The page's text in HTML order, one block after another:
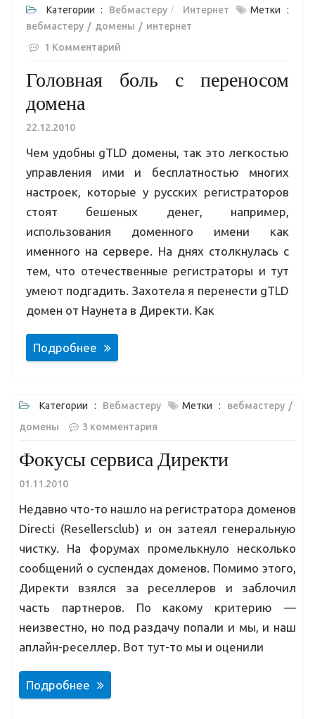
Категории : Вебмастеру Интернет
Метки :
вебмастеру
домены
интернет
1 Комментарий
Головная боль с переносом
домена
22.12.2010
Чем удобны gTLD домены, так это легкостью
управления ими и бесплатностью многих
настроек, которые у русских регистраторов
стоят бешеных денег, например,
использования доменного имени как
именного на сервере. На днях столкнулась с
тем, что отечественные регистраторы и тут
умеют подгадить. Захотела я перенести gTLD
домен от Наунета в Директи. Как
Подробнее
Категории : Вебмастеру Метки : вебмастеру
домены
3 комментария
Фокусы сервиса Директи
01.11.2010
Недавно что-то нашло на регистратора доменов
Directi (Resellersclub) и он затеял генеральную
чистку. На форумах промелькнуло несколько
сообщений о суспендах доменов. Помимо этого,
Директи взялся за реселлеров и заблочил
часть партнеров. По какому критерию —
неизвестно, но под раздачу попали и мы, и наш
аплайн-реселлер. Вот тут-то мы и оценили
Подробнее